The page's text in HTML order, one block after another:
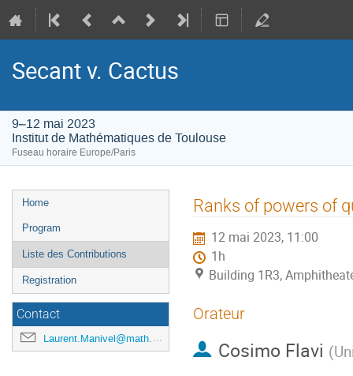
Secant v. Cactus
9–12 mai 2023
Institut de Mathématiques de Toulouse
Fuseau horaire Europe/Paris
Menu
de
l'événement
Home
Program
Liste des Contributions
Registration
Contact
Laurent.Manivel@math.univ-toulouse.fr
Ranks of powers of
12 mai 2023, 11:00
1h
Building 1R3,
Orateur
Cosimo Flavi (